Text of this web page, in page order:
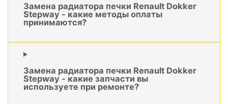
Замена радиатора печки Renault Dokker
Stepway - какие методы оплаты
принимаются?
Замена радиатора печки Renault Dokker
Stepway - какие запчасти вы
используете при ремонте?